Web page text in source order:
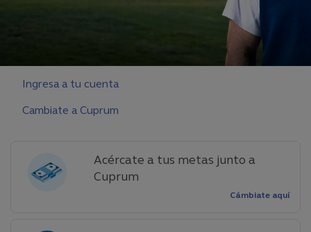
Ingresa a tu cuenta
Cambiate a Cuprum
Acércate a tus metas junto a
Cuprum
Cámbiate aquí